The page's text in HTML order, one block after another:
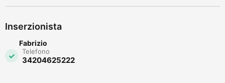
Inserzionista
Fabrizio
Telefono
34204625222